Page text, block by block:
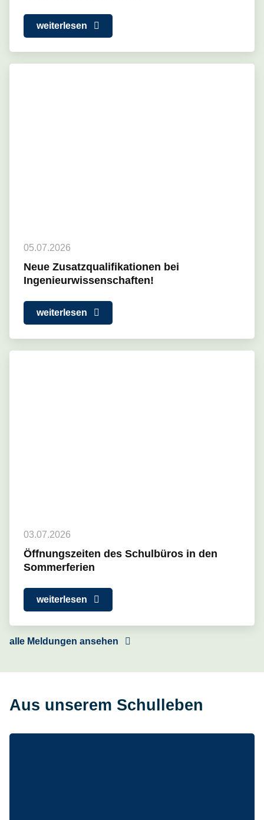
weiterlesen
05.07.2026
Neue Zusatzqualifikationen bei
Ingenieurwissenschaften!
weiterlesen
03.07.2026
Öffnungszeiten des Schulbüros in den
Sommerferien
weiterlesen
alle Meldungen ansehen
Aus unserem Schulleben